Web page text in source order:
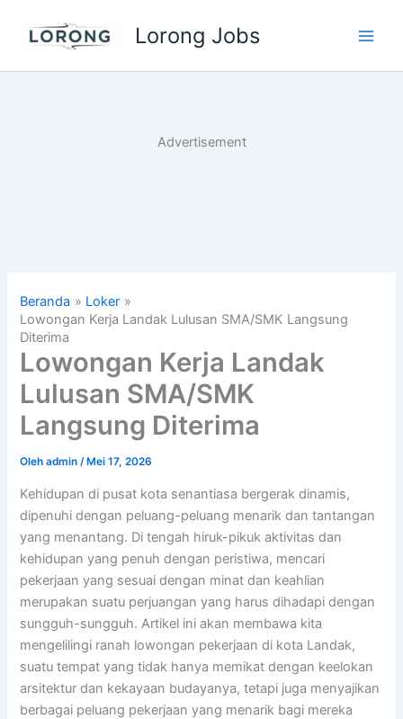
Lorong Jobs
Advertisement
Beranda
Loker
Lowongan Kerja Landak Lulusan SMA/SMK Langsung
Diterima
Lowongan Kerja Landak
Lulusan SMA/SMK
Langsung Diterima
Olehadmin/ Mei 17, 2026
Kehidupan di pusat kota senantiasa bergerak dinamis,
dipenuhi dengan peluang-peluang menarik dan tantangan
yang menantang. Di tengah hiruk-pikuk aktivitas dan
kehidupan yang penuh dengan peristiwa, mencari
pekerjaan yang sesuai dengan minat dan keahlian
merupakan suatu perjuangan yang harus dihadapi dengan
sungguh-sungguh. Artikel ini akan membawa kita
mengelilingi ranah lowongan pekerjaan di kota Landak,
suatu tempat yang tidak hanya memikat dengan keelokan
arsitektur dan kekayaan budayanya, tetapi juga menyajikan
berbagai peluang pekerjaan yang menarik bagi mereka